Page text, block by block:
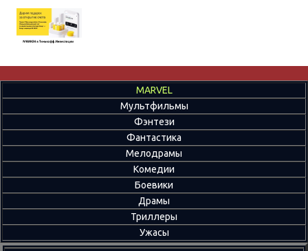
MARVEL
Мультфильмы
Фэнтези
Фантастика
Мелодрамы
Комедии
Боевики
Драмы
Триллеры
Ужасы